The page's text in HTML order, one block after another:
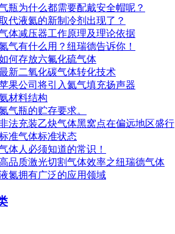
瓶为什么都需要配戴安全帽呢？
代液氦的新制冷剂出现了？
体减压器工作原理及理论依据
气有什么用？纽瑞德告诉你！
何存放六氟化硫气体
新二氧化碳气体转化技术
果公司将引入氦气填充扬声器
材料结构
气瓶的贮存要求。
法充装乙炔气体黑窝点在偏远地区盛行
准气体标准状态
体人必须知道的常识！
品质激光切割气体效率之纽瑞德气体
氮拥有广泛的应用领域